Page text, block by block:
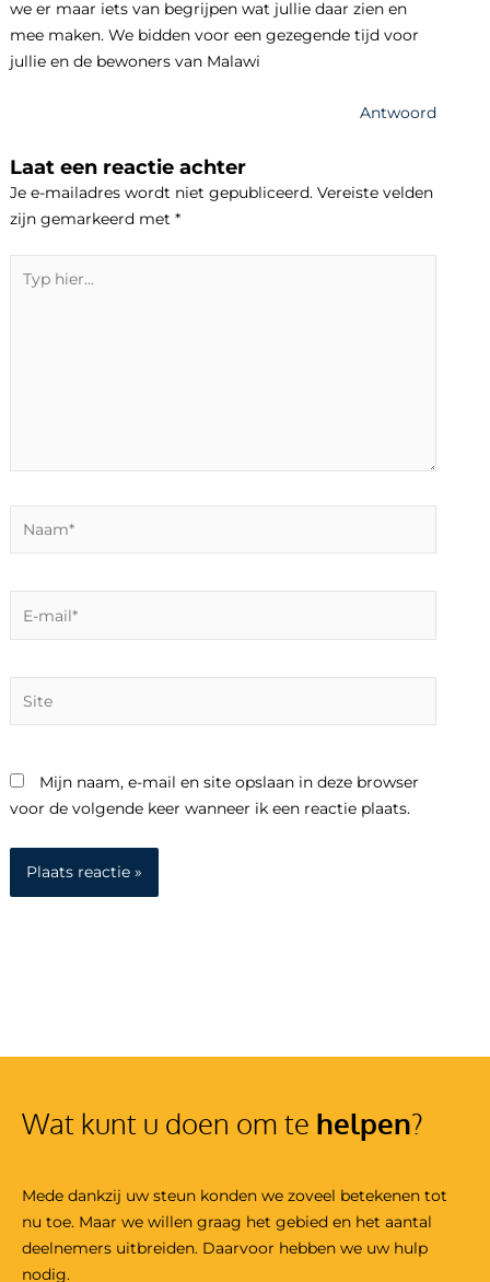
we er maar iets van begrijpen wat jullie daar zien en
mee maken. We bidden voor een gezegende tijd voor
jullie en de bewoners van Malawi
Antwoord
Laat een reactie achter
Je e-mailadres wordt niet gepubliceerd. Vereiste velden
zijn gemarkeerd met*
hier...
Mijn naam, e-mail en site opslaan in deze browser
voor de volgende keer wanneer ik een reactie plaats.
Wat kunt u doen om te helpen?
Mede dankzij uw steun konden we zoveel betekenen tot
nu toe. Maar we willen graag het gebied en het aantal
deelnemers uitbreiden. Daarvoor hebben we uw hulp
nodig.